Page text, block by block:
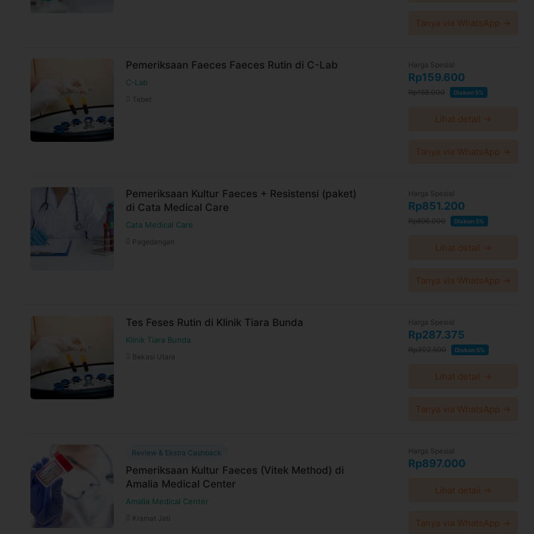
Tanya via WhatsApp →
Pemeriksaan Faeces Faeces Rutin di C-Lab
C-Lab
Tebet
Harga Spesial
Rp159.600
Rp168.000 Diskon 5%
Lihat detail →
Tanya via WhatsApp →
Pemeriksaan Kultur Faeces + Resistensi (paket)
di Cata Medical Care
Cata Medical Care
Pagedangan
Harga Spesial
Rp851.200
Rp896.000 Diskon 5%
Lihat detail →
Tanya via WhatsApp →
Tes Feses Rutin di Klinik Tiara Bunda
Klinik Tiara Bunda
Bekasi Utara
Harga Spesial
Rp287.375
Rp302.500 Diskon 5%
Lihat detail →
Tanya via WhatsApp →
Review & Ekstra Cashback
Pemeriksaan Kultur Faeces (Vitek Method) di
Amalia Medical Center
Amalia Medical Center
Kramat Jati
Harga Spesial
Rp897.000
Lihat detail →
Tanya via WhatsApp →